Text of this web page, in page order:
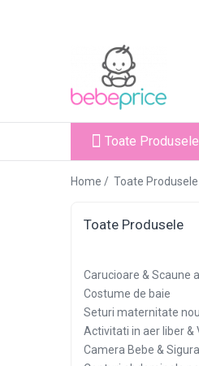
Toate Produsele
Centuri abdominale postnatale
Lenjerie modelatoare
Costume de baie
Activitati in aer liber & Vacanta
Lichidari de stoc
Toate Produsele
Home / Toate Produsele
Toate Produsele
Carucioare & Scaune
Costume de baie
Seturi maternitate
Activitati in aer liber &
Camera Bebe &